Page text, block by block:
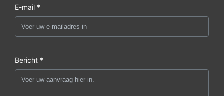
E-mail *
Bericht *